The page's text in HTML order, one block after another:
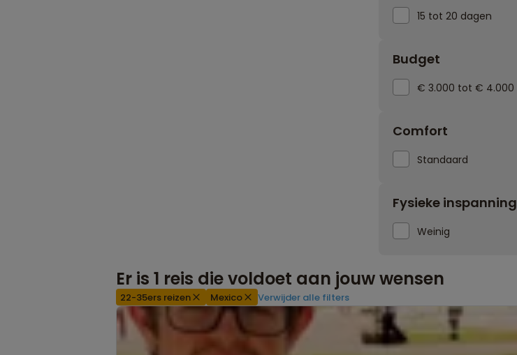
15 tot 20 dagen
Budget
€ 3.000 tot € 4.000
Comfort
Standaard
Fysieke inspanning
Weinig
Er is1 reis die voldoet aan jouw wensen
22-35ers reizen Mexico Verwijder alle filters